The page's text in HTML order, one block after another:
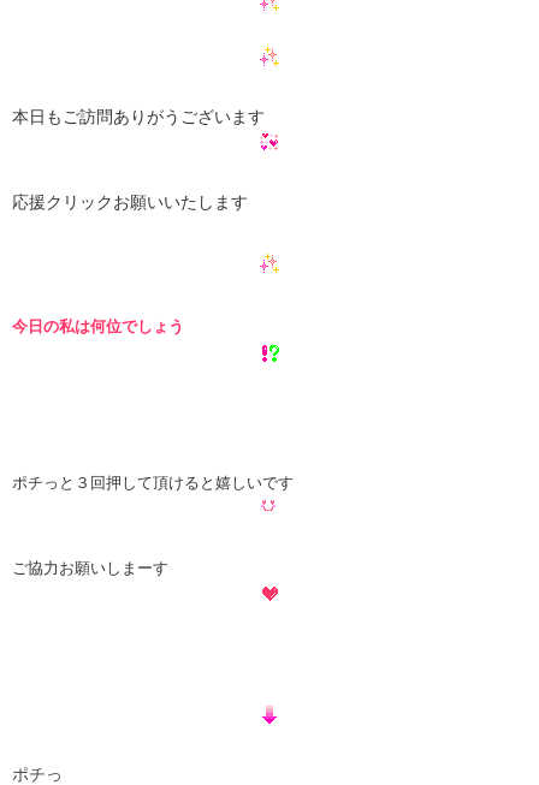
本日もご訪問ありがうございます
応援クリックお願いいたします
今日の私は何位でしょう
ポチっと３回押して頂けると嬉しいです
ご協力お願いしまーす
ポチっ